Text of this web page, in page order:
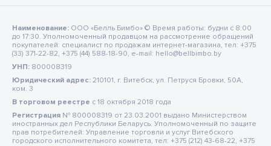
Наименование: ООО «Белль Бимбо» © Время работы: будни с 8:00
до 17:30. Уполномоченный продавцом на рассмотрение обращений
покупателей: специалист по продажам интернет-магазина, тел: +375
(33) 371-22-82, +375 (44) 588-18-90, e-mail: hello@bellbimbo.by
УНП: 800008319
Юридический адрес: 210101, г. Витебск, ул. Петруся Бровки, 50А,
ком. 3
В торговом реестре c 18 октября 2018 года
Регистрация № 800008319 от 23.03.2001 выдано Министерством
иностранных дел Республики Беларусь. Уполномоченный по защите
прав потребителей: Управление торговли и услуг Витебского
городского исполнительного комитета, тел: +375 (212) 43-68-22, +375